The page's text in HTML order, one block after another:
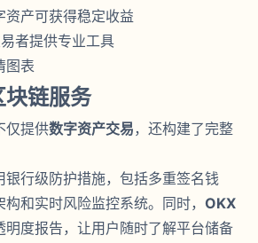
资产可获得稳定收益
者提供专业工具
块链服务
仅提供数字资产交易，还构建了完整
银行级防护措施，包括多重签名钱
和实时风险监控系统。同时， OKX
明度报告，让用户随时了解平台储备